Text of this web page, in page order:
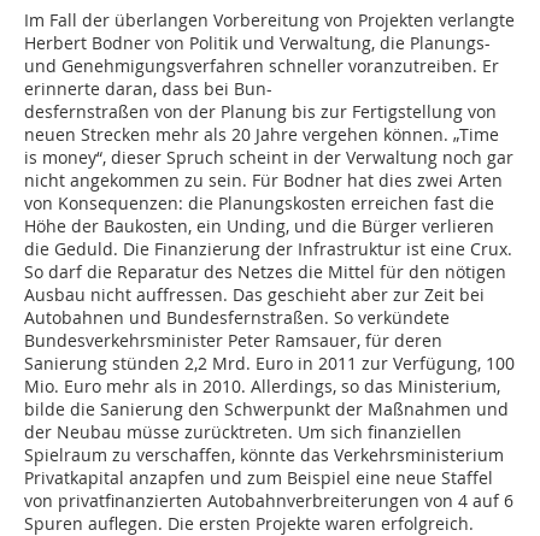
Im Fall der überlangen Vorbereitung von Projekten verlangte
Herbert Bodner von Politik und Verwaltung, die Planungs-
und Genehmigungsverfahren schneller voranzutreiben. Er
erinnerte daran, dass bei Bun-
desfernstraßen von der Planung bis zur Fertigstellung von
neuen Strecken mehr als 20 Jahre vergehen können. „Time
is money“, dieser Spruch scheint in der Verwaltung noch gar
nicht angekommen zu sein. Für Bodner hat dies zwei Arten
von Konsequenzen: die Planungskosten erreichen fast die
Höhe der Baukosten, ein Unding, und die Bürger verlieren
die Geduld. Die Finanzierung der Infrastruktur ist eine Crux.
So darf die Reparatur des Netzes die Mittel für den nötigen
Ausbau nicht auffressen. Das geschieht aber zur Zeit bei
Autobahnen und Bundesfernstraßen. So verkündete
Bundesverkehrsminister Peter Ramsauer, für deren
Sanierung stünden 2,2 Mrd. Euro in 2011 zur Verfügung, 100
Mio. Euro mehr als in 2010. Allerdings, so das Ministerium,
bilde die Sanierung den Schwerpunkt der Maßnahmen und
der Neubau müsse zurücktreten. Um sich finanziellen
Spielraum zu verschaffen, könnte das Verkehrsministerium
Privatkapital anzapfen und zum Beispiel eine neue Staffel
von privatfinanzierten Autobahnverbreiterungen von 4 auf 6
Spuren auflegen. Die ersten Projekte waren erfolgreich.